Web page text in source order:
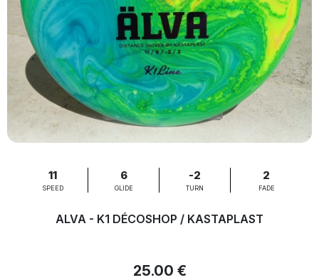
11
SPEED
6
GLIDE
-2
TURN
2
FADE
ALVA - K1 DÉCOSHOP / KASTAPLAST
25.00 €